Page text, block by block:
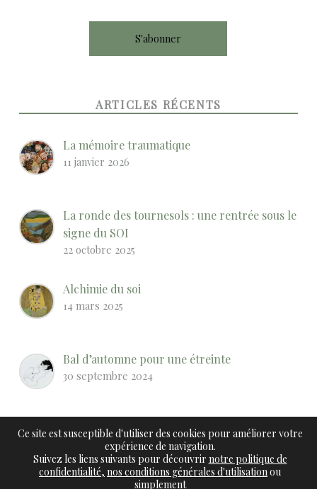
ARTICLES RÉCENTS
La mémoire traumatique
11 janvier 2026
La ronde des tournesols : une rentrée sous le
signe du SOI
22 octobre 2025
Alchimie du soi
14 mars 2025
Bal d’automne pour une étreinte
30 septembre 2024
Notre SOI est indestructible
7 juin 2024
Ce site est susceptible d'utiliser des cookies pour améliorer votre
expérience de navigation.
Suivez les liens suivants pour découvrir notre politique de
confidentialité, nos conditions générales d'utilisationou
simplement